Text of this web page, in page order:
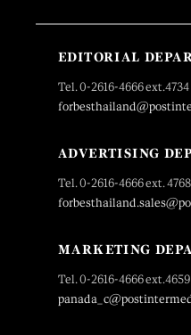
EDITORIAL
Tel. 0-2616-4666 ext.4734
ADVERTISING
Tel. 0-2616-4666 ext.
MARKETING
Tel. 0-2616-4666 ext.4659